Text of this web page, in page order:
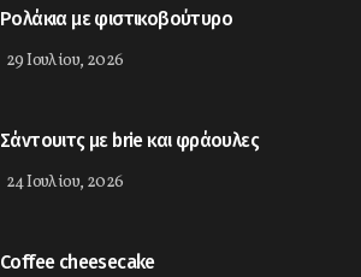
Ρολάκια με φιστικοβούτυρο
29 Ιουλίου, 2026
Σάντουιτς με brie και φράουλες
24 Ιουλίου, 2026
Coffee cheesecake